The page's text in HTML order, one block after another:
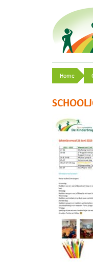
Home